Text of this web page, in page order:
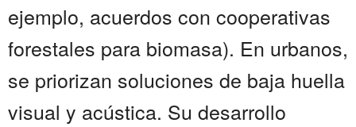
ejemplo, acuerdos con cooperativas
forestales para biomasa). En urbanos,
se priorizan soluciones de baja huella
visual y acústica. Su desarrollo